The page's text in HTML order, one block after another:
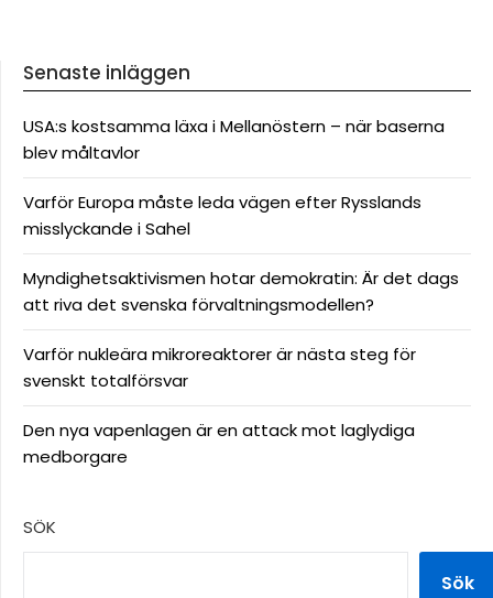
Senaste inläggen
USA:s kostsamma läxa i Mellanöstern – när baserna
blev måltavlor
Varför Europa måste leda vägen efter Rysslands
misslyckande i Sahel
Myndighetsaktivismen hotar demokratin: Är det dags
att riva det svenska förvaltningsmodellen?
Varför nukleära mikroreaktorer är nästa steg för
svenskt totalförsvar
Den nya vapenlagen är en attack mot laglydiga
medborgare
SÖK
Sök